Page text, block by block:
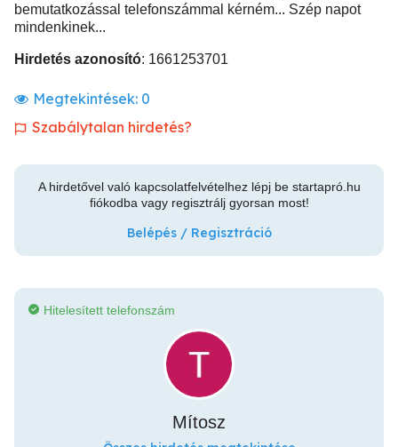
bemutatkozással telefonszámmal kérném... Szép napot
mindenkinek...
Hirdetés azonosító: 1661253701
Megtekintések: 0
Szabálytalan hirdetés?
A hirdetővel való kapcsolatfelvételhez lépj be startapró.hu
fiókodba vagy regisztrálj gyorsan most!
Belépés / Regisztráció
Hitelesített telefonszám
Mítosz